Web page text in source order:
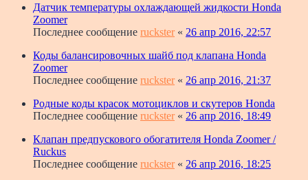
Датчик температуры охлаждающей жидкости Honda
Zoomer
Последнее сообщение ruckster« 26 апр 2016, 22:57
Коды балансировочных шайб под клапана Honda
Zoomer
Последнее сообщение ruckster« 26 апр 2016, 21:37
Родные коды красок мотоциклов и скутеров Honda
Последнее сообщение ruckster« 26 апр 2016, 18:49
Клапан предпускового обогатителя Honda Zoomer /
Ruckus
Последнее сообщение ruckster« 26 апр 2016, 18:25